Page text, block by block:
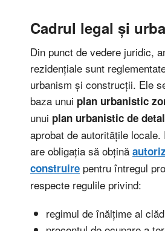
Cadrul legal și
Din punct de vedere juridic,
rezidențiale sunt
urbanism și construcții. Ele
baza unui plan urbanistic
unui plan urbanistic de
aprobat de autoritățile locale.
are obligația să obțină
construire pentru întregul
respecte regulile privind:
regimul de înălțime al